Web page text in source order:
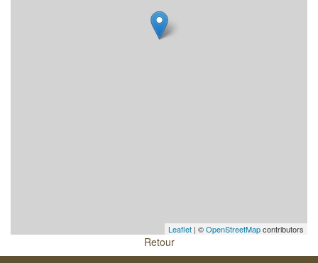
Leaflet | ©OpenStreetMapcontributors
Retour